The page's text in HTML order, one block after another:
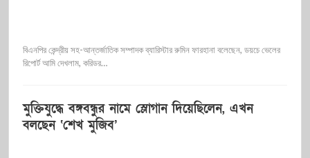
বিএনপির কেন্দ্রীয় সহ-আন্তর্জাতিক সম্পাদক ব্যারিস্টার রুমিন ফারহানা বলেছেন, ডয়চে ভেলের
রিপোর্ট আমি দেখলাম, করিডর…
মুক্তিযুদ্ধে বঙ্গবন্ধুর নামে স্লোগান দিয়েছিলেন, এখন
বলছেন ‘শেখ মুজিব’